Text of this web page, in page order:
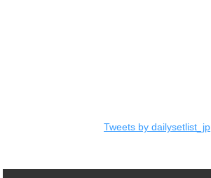
Tweets by dailysetlist_jp